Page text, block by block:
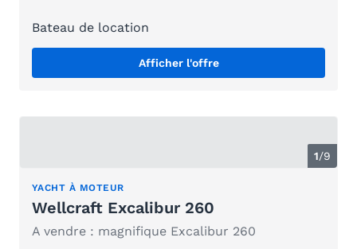
Bateau de location
Afficher l'offre
1/9
YACHT À MOTEUR
Wellcraft Excalibur 260
A vendre : magnifique Excalibur 260